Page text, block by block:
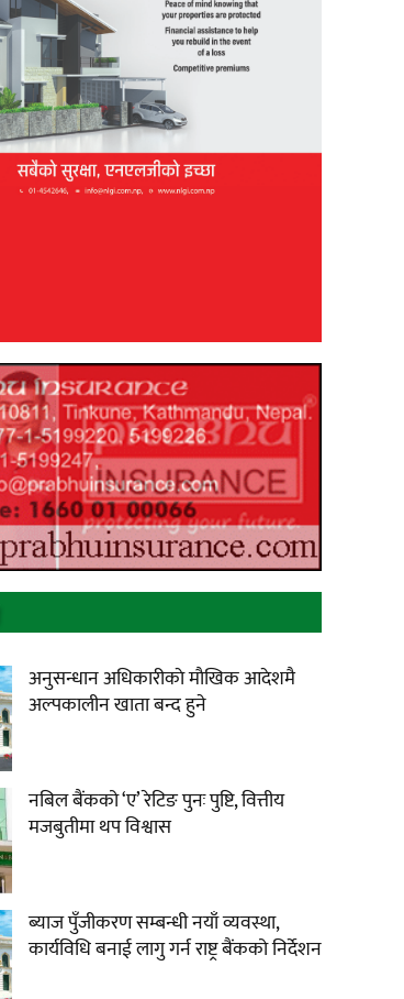
अनुसन्धान अधिकारीकाे माैखिक आदेशमै
अल्पकालीन खाता बन्द हुने
नबिल बैंकको ‘ए’ रेटिङ पुनः पुष्टि, वित्तीय
मजबुतीमा थप विश्वास
ब्याज पुँजीकरण सम्बन्धी नयाँ व्यवस्था,
कार्यविधि बनाई लागु गर्न राष्ट्र बैंकको निर्देशन